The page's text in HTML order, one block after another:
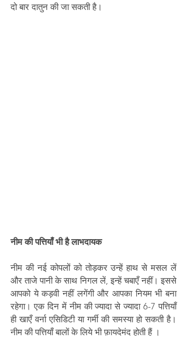
दो बार दातुन की जा सकती है।
नीम की पत्तियाँ भी है लाभदायक
नीम की नई कोपलों को तोड़कर उन्हें हाथ से मसल लें
और ताजे पानी के साथ निगल लें, इन्हें चबाएँ नहीं। इससे
आपको ये कड़वी नहीं लगेंगी और आपका नियम भी बना
रहेगा। एक दिन में नीम की ज्यादा से ज्यादा 6-7 पत्तियाँ
ही खाएँ वर्ना एसिडिटी या गर्मी की समस्या हो सकती है।
नीम की पत्तियाँ बालों के लिये भी फ़ायदेमंद होती हैं ।